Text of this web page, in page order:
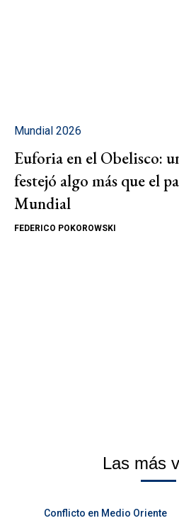
Mundial 2026
Euforia en el Obelisco:
festejó algo más que el
Mundial
FEDERICO POKOROWSKI
Las más
Conflicto en Medio Oriente